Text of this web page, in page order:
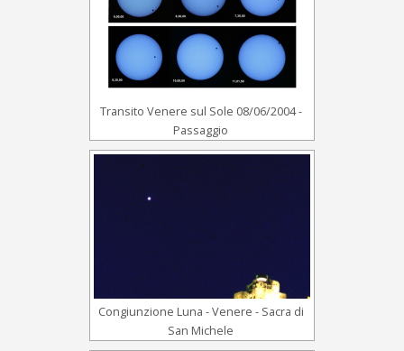
Transito Venere sul Sole 08/06/2004 -
Passaggio
Congiunzione Luna - Venere - Sacra di
San Michele